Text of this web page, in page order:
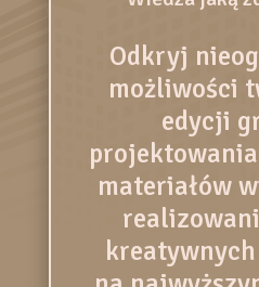
Odkryj
możliwości
edycji
materiałów